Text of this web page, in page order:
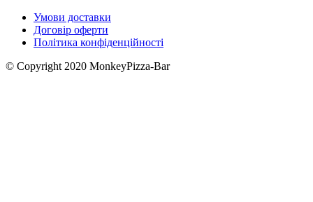
Умови доставки
Договір оферти
Політика конфіденційності
© Copyright 2020 MonkeyPizza-Bar